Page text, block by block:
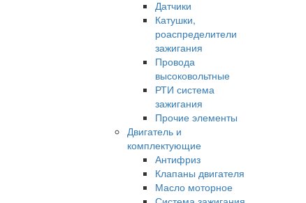
Датчики
Катушки,
роаспределители
зажигания
Провода
высоковольтные
РТИ система
зажигания
Прочие элементы
Двигатель и
комплектующие
Антифриз
Клапаны двигателя
Масло моторное